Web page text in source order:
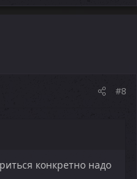
#8
конкретно надо